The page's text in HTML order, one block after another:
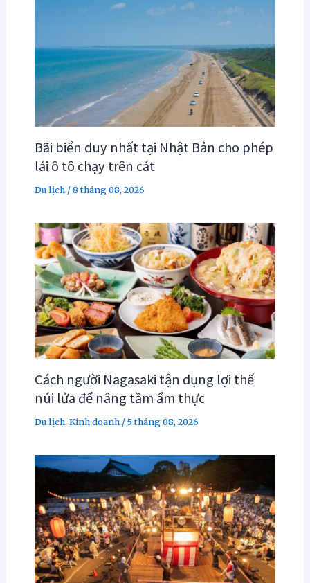
Bãi biển duy nhất tại Nhật Bản cho phép
lái ô tô chạy trên cát
Du lịch/8 tháng 08, 2026
Cách người Nagasaki tận dụng lợi thế
núi lửa để nâng tầm ẩm thực
Du lịch, Kinh doanh/5 tháng 08, 2026